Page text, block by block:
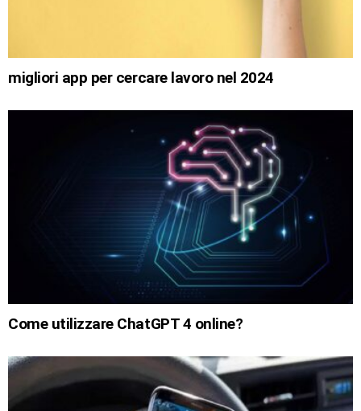
migliori app per cercare lavoro nel 2024
Come utilizzare ChatGPT 4 online?